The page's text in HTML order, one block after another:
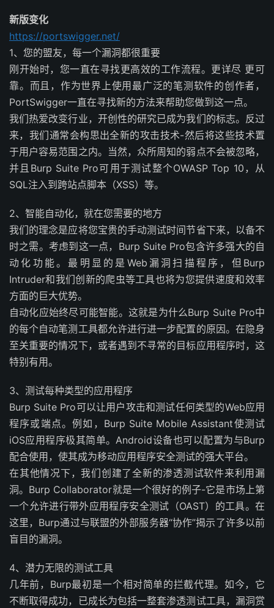
新版变化
https://portswigger.net/
1、您的盟友，每一个漏洞都很重要
刚开始时，您一直在寻找更高效的工作流程。更详尽 更可
靠。而且，作为世界上使用最广泛的笔测软件的创作者，
PortSwigger一直在寻找新的方法来帮助您做到这一点。
我们热爱改变行业，开创性的研究已成为我们的标志。反过
来，我们通常会构思出全新的攻击技术-然后将这些技术置
于用户容易范围之内。当然，众所周知的弱点不会被忽略，
并且Burp Suite Pro可用于测试整个OWASP Top 10，从
SQL注入到跨站点脚本（XSS）等。
2、智能自动化，就在您需要的地方
我们的理念是应将您宝贵的手动测试时间节省下来，以备不
时之需。考虑到这一点，Burp Suite Pro包含许多强大的自
动化功能。最明显的是Web漏洞扫描程序，但Burp
Intruder和我们创新的爬虫等工具也将为您提供速度和效率
方面的巨大优势。
自动化应始终尽可能智能。这就是为什么Burp Suite Pro中
的每个自动笔测工具都允许进行进一步配置的原因。在隐身
至关重要的情况下，或者遇到不寻常的目标应用程序时，这
特别有用。
3、测试每种类型的应用程序
Burp Suite Pro可以让用户攻击和测试任何类型的Web应用
程序或端点。例如，Burp Suite Mobile Assistant使测试
iOS应用程序极其简单。Android设备也可以配置为与Burp
配合使用，使其成为移动应用程序安全测试的强大平台。
在其他情况下，我们创建了全新的渗透测试软件来利用漏
洞。Burp Collaborator就是一个很好的例子-它是市场上第
一个允许进行带外应用程序安全测试（OAST）的工具。在
这里，Burp通过与联盟的外部服务器“协作”揭示了许多以前
盲目的漏洞。
4、潜力无限的测试工具
几年前，Burp最初是一个相对简单的拦截代理。如今，它
不断取得成功，已成长为包括一整套渗透测试工具，漏洞赏